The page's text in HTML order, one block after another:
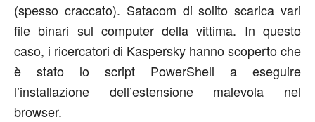
(spesso craccato). Satacom di solito scarica vari
file binari sul computer della vittima. In questo
caso, i ricercatori di Kaspersky hanno scoperto che
è stato lo script PowerShell a eseguire
l’installazione dell’estensione malevola nel
browser.